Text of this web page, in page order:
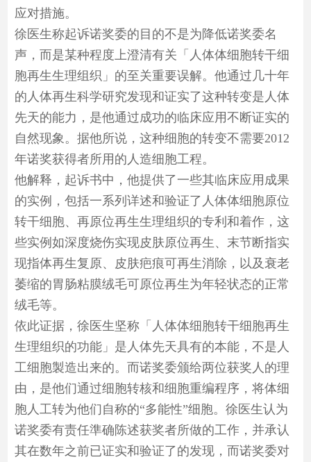
应对措施。
徐医生称起诉诺奖委的目的不是为降低诺奖委名
声，而是某种程度上澄清有关「人体体细胞转干细
胞再生生理组织」的至关重要误解。他通过几十年
的人体再生科学研究发现和证实了这种转变是人体
先天的能力，是他通过成功的临床应用不断证实的
自然现象。据他所说，这种细胞的转变不需要2012
年诺奖获得者所用的人造细胞工程。
他解释，起诉书中，他提供了一些其临床应用成果
的实例，包括一系列详述和验证了人体体细胞原位
转干细胞、再原位再生生理组织的专利和着作，这
些实例如深度烧伤实现皮肤原位再生、末节断指实
现指体再生复原、皮肤疤痕可再生消除，以及衰老
萎缩的胃肠粘膜绒毛可原位再生为年轻状态的正常
绒毛等。
依此证据，徐医生坚称「人体体细胞转干细胞再生
生理组织的功能」是人体先天具有的本能，不是人
工细胞製造出来的。而诺奖委颁给两位获奖人的理
由，是他们通过细胞转核和细胞重编程序，将体细
胞人工转为他们自称的“多能性”细胞。徐医生认为
诺奖委有责任準确陈述获奖者所做的工作，并承认
其在数年之前已证实和验证了的发现，而诺奖委对